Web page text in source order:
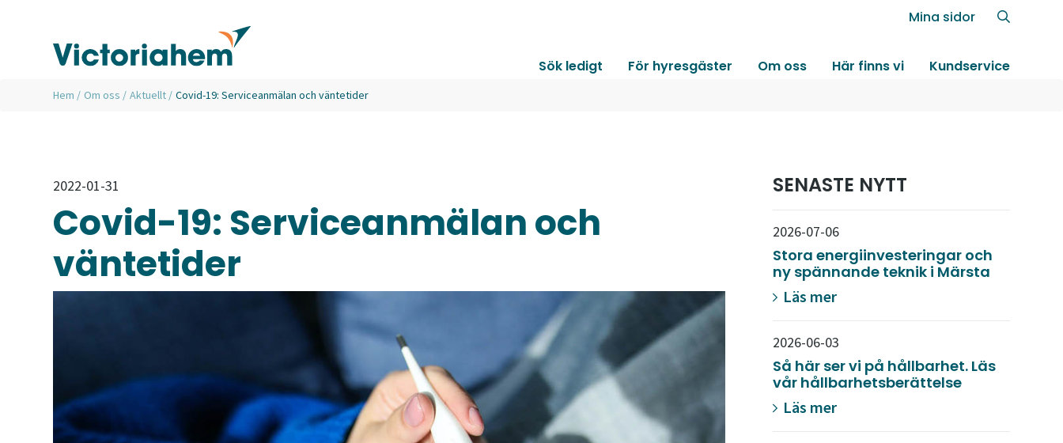
Mina sidor
Sök ledigt För hyresgäster Om oss Här finns vi Kundservice
Hem / Om oss / Aktuellt / Covid-19: Serviceanmälan och väntetider
2022-01-31
Covid-19: Serviceanmälan och
väntetider
SENASTE NYTT
2026-07-06
Stora energiinvesteringar och
ny spännande teknik i Märsta
Läs mer
2026-06-03
Så här ser vi på hållbarhet. Läs
vår hållbarhetsberättelse
Läs mer